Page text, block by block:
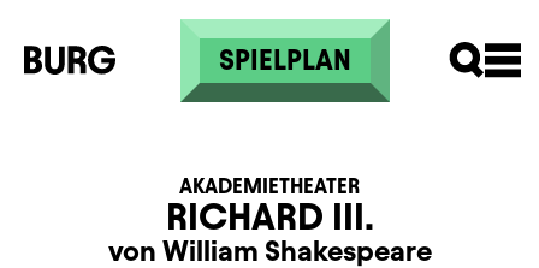
Direkt zum Inhalt
SPIELPLAN
RICHARD III.
AKADEMIETHEATER
von William Shakespeare